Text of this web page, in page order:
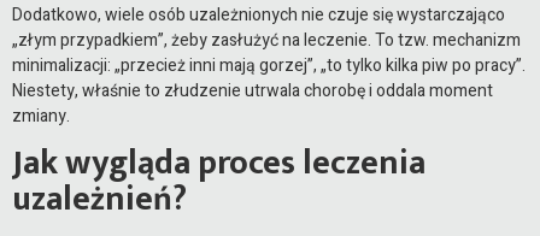
Dodatkowo, wiele osób uzależnionych nie czuje się wystarczająco
„złym przypadkiem”, żeby zasłużyć na leczenie. To tzw. mechanizm
minimalizacji: „przecież inni mają gorzej”, „to tylko kilka piw po pracy”.
Niestety, właśnie to złudzenie utrwala chorobę i oddala moment
zmiany.
Jak wygląda proces leczenia
uzależnień?